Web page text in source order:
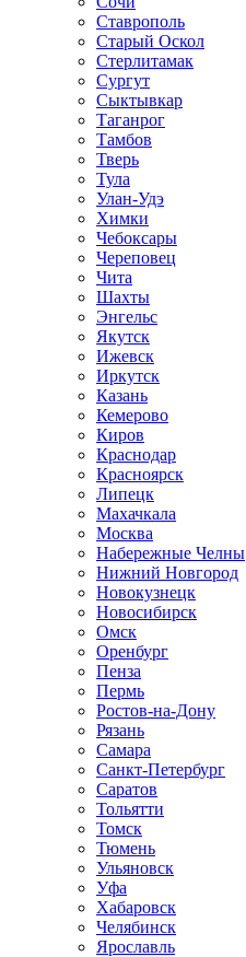
Ставрополь
Старый Оскол
Стерлитамак
Сургут
Сыктывкар
Таганрог
Тамбов
Тверь
Тула
Улан-Удэ
Химки
Чебоксары
Череповец
Чита
Шахты
Энгельс
Якутск
Ижевск
Иркутск
Казань
Кемерово
Киров
Краснодар
Красноярск
Липецк
Махачкала
Москва
Набережные Челны
Нижний Новгород
Новокузнецк
Новосибирск
Омск
Оренбург
Пенза
Пермь
Ростов-на-Дону
Рязань
Самара
Санкт-Петербург
Саратов
Тольятти
Томск
Тюмень
Ульяновск
Уфа
Хабаровск
Челябинск
Ярославль